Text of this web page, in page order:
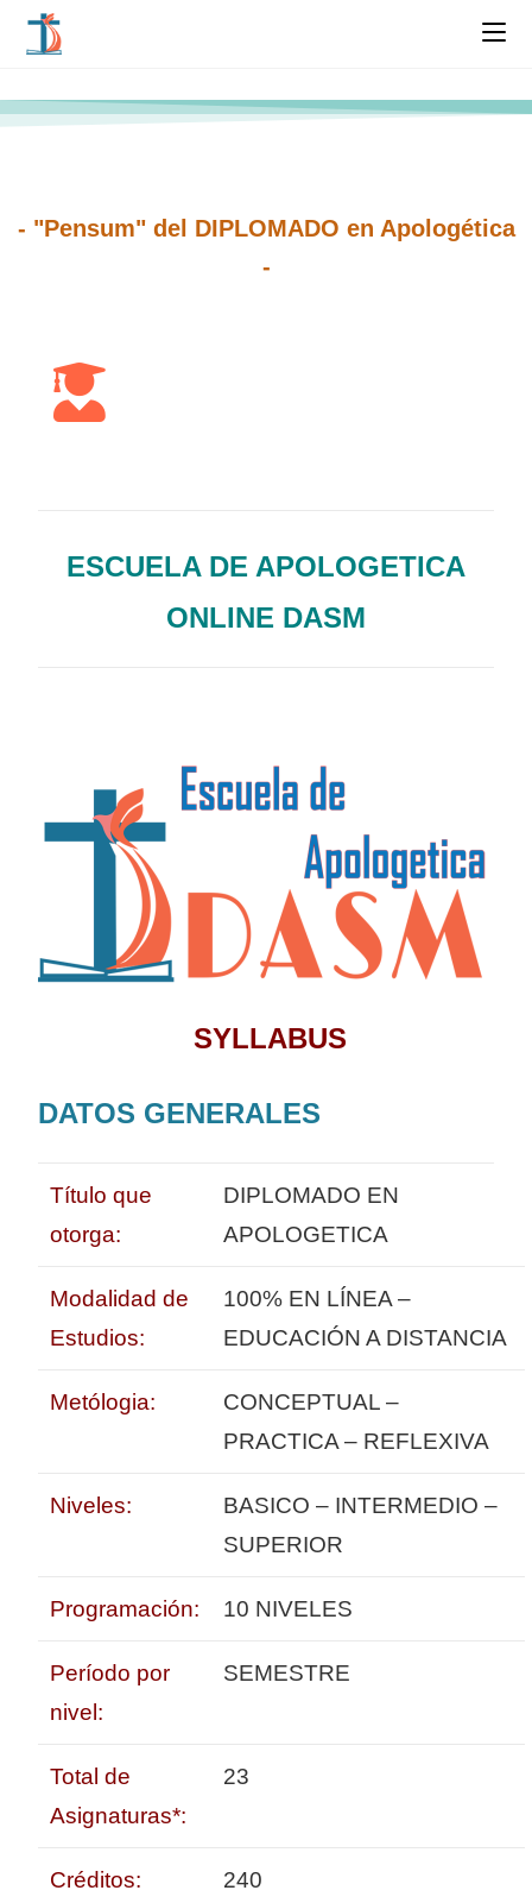
- "Pensum" del DIPLOMADO en Apologética
-
ESCUELA DE APOLOGETICA
ONLINE DASM
SYLLABUS
DATOS GENERALES
Título que
otorga:
DIPLOMADO EN
APOLOGETICA
Modalidad de
Estudios:
100% EN LÍNEA –
EDUCACIÓN A DISTANCIA
Metólogia:
CONCEPTUAL –
PRACTICA – REFLEXIVA
Niveles:
BASICO – INTERMEDIO –
SUPERIOR
Programación: 10 NIVELES
Período por
nivel:
SEMESTRE
Total de
Asignaturas*:
23
Créditos: 240